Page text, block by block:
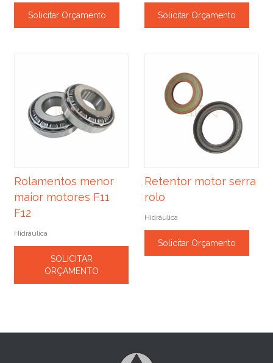
Solicitar Orçamento Solicitar Orçamento
Rolamentos menor
maior motores F11
F12
Hidráulica
SOLICITAR
ORÇAMENTO
Retentor motor serra
rolo
Hidráulica
Solicitar Orçamento